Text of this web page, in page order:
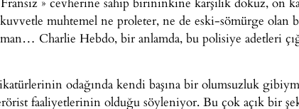
muhtemel ne proleter, ne de eski-sömürge
Charlie Hebdo, bir anlamda, bu polisiye adetleri
odağında kendi başına bir olumsuzluk
faaliyetlerinin olduğu söyleniyor. Bu çok açık bir